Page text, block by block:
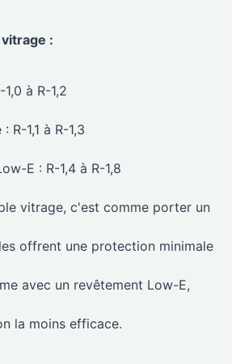
:
à R-1,2
R-1,1 à R-1,3
E : R-1,4 à R-1,8
vitrage, c'est comme porter un
offrent une protection minimale
avec un revêtement Low-E,
la moins efficace.